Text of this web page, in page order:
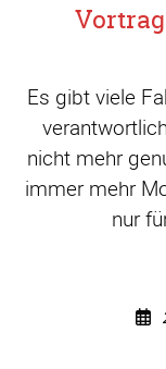
Es gibt viele
nicht mehr
immer mehr
nur